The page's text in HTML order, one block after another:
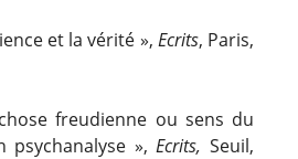
et la vérité », Ecrits, Paris,
freudienne ou sens du
psychanalyse »,Ecrits, Seuil,